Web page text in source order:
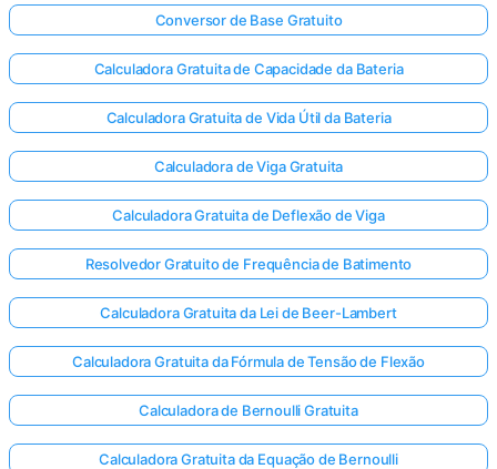
Conversor de Base Gratuito
Calculadora Gratuita de Capacidade da Bateria
Calculadora Gratuita de Vida Útil da Bateria
Calculadora de Viga Gratuita
Calculadora Gratuita de Deflexão de Viga
Resolvedor Gratuito de Frequência de Batimento
Calculadora Gratuita da Lei de Beer-Lambert
Calculadora Gratuita da Fórmula de Tensão de Flexão
Calculadora de Bernoulli Gratuita
Calculadora Gratuita da Equação de Bernoulli